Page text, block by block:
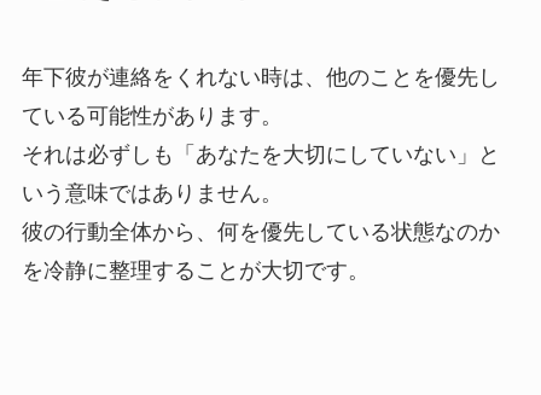
年下彼が連絡をくれない時は、他のことを優先し
ている可能性があります。
それは必ずしも「あなたを大切にしていない」と
いう意味ではありません。
彼の行動全体から、何を優先している状態なのか
を冷静に整理することが大切です。